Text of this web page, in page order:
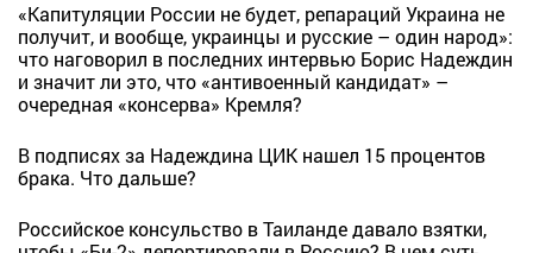
«Капитуляции России не будет, репараций Украина не
получит, и вообще, украинцы и русские – один народ»:
что наговорил в последних интервью Борис Надеждин
и значит ли это, что «антивоенный кандидат» –
очередная «консерва» Кремля?
В подписях за Надеждина ЦИК нашел 15 процентов
брака. Что дальше?
Российское консульство в Таиланде давало взятки,